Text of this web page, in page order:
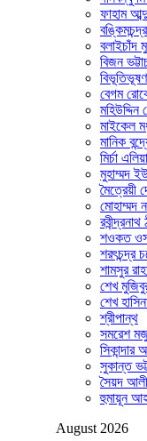
ফাহাম
বলাইচাঁদ
বিজন
বিভূতিভূষণ
বেগম
মহিউদ্দিন
মাইকেল
মানিক
মির্চা
মুহাম্মদ
মৈত্রেয়ী
মোহাম্মদ
রবীন্দ্রনাথ
শওকত
শরৎচন্দ্র
শামসুর
শেখ
শেখ
শ্রীপান্থ
সমরেশ
সুকান্ত
সৈয়দ
হুমায়ূন
August 2026